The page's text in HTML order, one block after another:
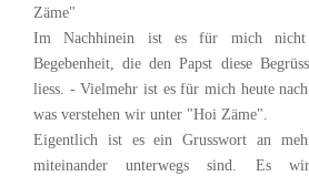
Zäme"
Im Nachhinein ist es für mich
Begebenheit, die den Papst diese
liess. - Vielmehr ist es für mich heute
was verstehen wir unter "Hoi Zäme".
Eigentlich ist es ein Grusswort an
miteinander unterwegs sind. Es